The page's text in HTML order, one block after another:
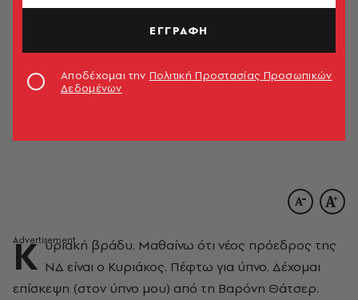
Κ υριακή βράδυ. Μαθαίνω ότι νέος πρόεδρος της
ΝΔ είναι ο Κυριάκος. Πέφτω για ύπνο. Δέχομαι
επίσκεψη (στον ύπνο μου) από τη Βαρόνη Θάτσερ.
ΕΓΓΡΑΦΗ
Αποδέχομαι την Πολιτική Προστασίας Προσωπικών
Δεδομένων